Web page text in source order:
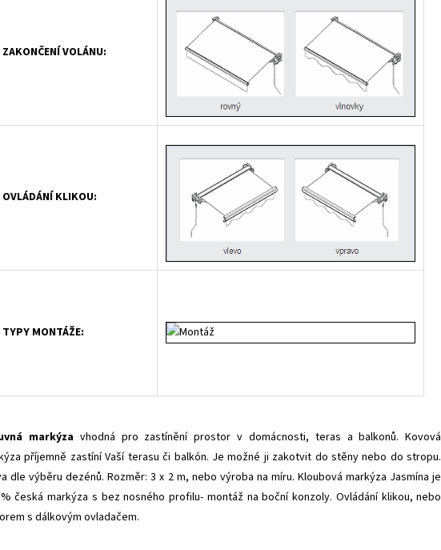
ZAKONČENÍ VOLÁNU:
KLIKOU:
TYPY MONTÁŽE:
markýzavhodná pro zastínění prostor v domácnosti, teras a balkonů. Kovová
příjemně zastíní Vaší terasu či balkón. Je možné ji zakotvit do stěny nebo do stropu.
dle výběru dezénů. Rozměr: 3 x 2 m, nebo výroba na míru. Kloubová markýza Jasmína je
česká markýza s bez nosného profilu- montáž na boční konzoly. Ovládání klikou, nebo
s dálkovým ovladačem.